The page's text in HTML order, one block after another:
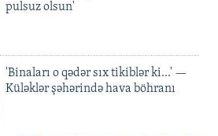
pulsuz olsun'
'Binaları o qədər sıx tikiblər ki...' —
Küləklər şəhərində hava böhranı